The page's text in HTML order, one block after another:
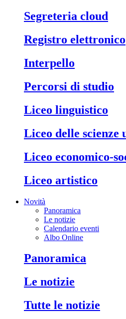
segreteria cloud
registro elettronico
interpello
percorsi di studio
liceo linguistico
liceo delle scienze
liceo economico-
liceo artistico
Novità
Panoramica
Le notizie
Calendario eventi
Albo Online
panoramica
le notizie
tutte le notizie